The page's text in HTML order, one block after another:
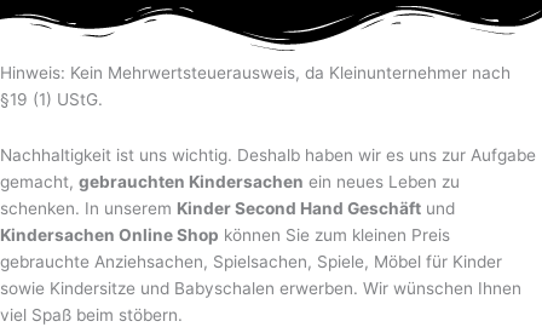
Hinweis: Kein Mehrwertsteuerausweis, da Kleinunternehmer nach
§19 (1) UStG.
Nachhaltigkeit ist uns wichtig. Deshalb haben wir es uns zur Aufgabe
gemacht, gebrauchten Kindersachen ein neues Leben zu
schenken. In unserem Kinder Second Hand Geschäft und
Kindersachen Online Shop können Sie zum kleinen Preis
gebrauchte Anziehsachen, Spiel­sachen, Spiele, Möbel für Kinder
sowie Kindersitze und Babyschalen erwerben. Wir wünschen Ihnen
viel Spaß beim stöbern.